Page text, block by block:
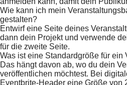
Wie kann ich mein
gestalten?
Entwirf eine Seite deines
dann dein Projekt und verwende
für die zweite Seite.
Was ist eine Standardgröße für ein
Das hängt davon ab, wo du dein
veröffentlichen möchtest. Bei
Eventbrite-Header eine Größe von